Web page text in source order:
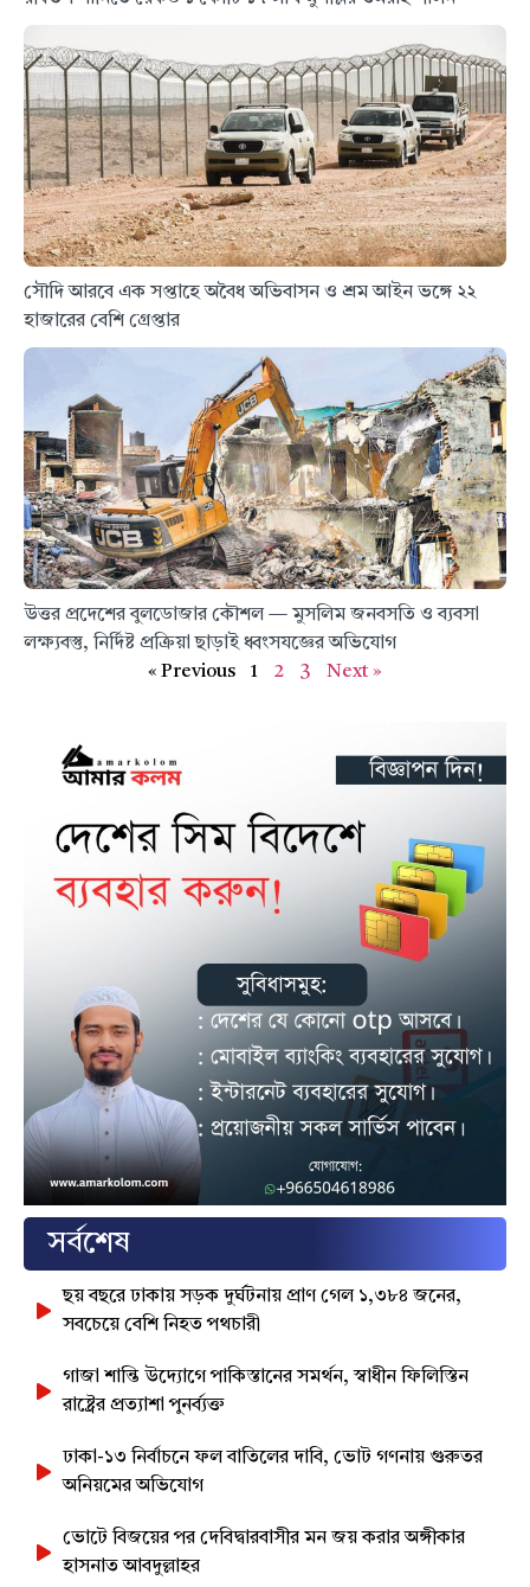
সৌদি আরবে এক সপ্তাহে অবৈধ অভিবাসন ও শ্রম আইন ভঙ্গে ২২
হাজারের বেশি গ্রেপ্তার
উত্তর প্রদেশের বুলডোজার কৌশল — মুসলিম জনবসতি ও ব্যবসা
লক্ষ্যবস্তু, নির্দিষ্ট প্রক্রিয়া ছাড়াই ধ্বংসযজ্ঞের অভিযোগ
« Previous
1 2 3 Next »
সর্বশেষ
ছয় বছরে ঢাকায় সড়ক দুর্ঘটনায় প্রাণ গেল ১,৩৮৪ জনের,
সবচেয়ে বেশি নিহত পথচারী
গাজা শান্তি উদ্যোগে পাকিস্তানের সমর্থন, স্বাধীন ফিলিস্তিন
রাষ্ট্রের প্রত্যাশা পুনর্ব্যক্ত
ঢাকা-১৩ নির্বাচনে ফল বাতিলের দাবি, ভোট গণনায় গুরুতর
অনিয়মের অভিযোগ
ভোটে বিজয়ের পর দেবিদ্বারবাসীর মন জয় করার অঙ্গীকার
হাসনাত আবদুল্লাহর